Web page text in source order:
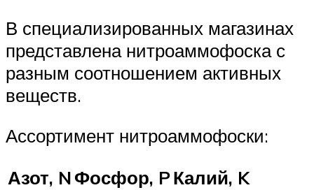
В специализированных магазинах
представлена нитроаммофоска с
разным соотношением активных
веществ.
Ассортимент нитроаммофоски:
Азот, NФосфор, PКалий, K